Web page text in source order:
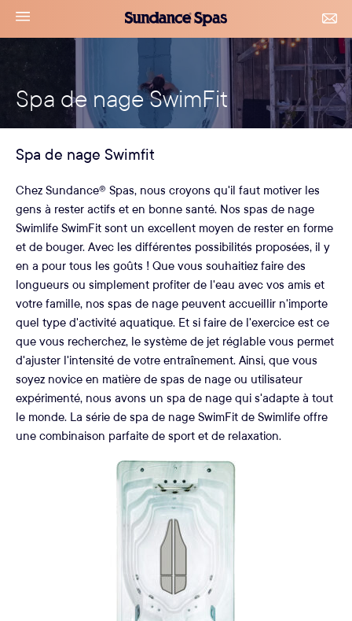
Accéder
contenu
navigation
menu
Sundance
Spas
RDV
Spa de nage SwimFit
Spa de nage Swimfit
Chez Sundance® Spas, nous croyons qu'il faut motiver les
gens à rester actifs et en bonne santé. Nos spas de nage
Swimlife SwimFit sont un excellent moyen de rester en forme
et de bouger. Avec les différentes possibilités proposées, il y
en a pour tous les goûts ! Que vous souhaitiez faire des
longueurs ou simplement profiter de l'eau avec vos amis et
votre famille, nos spas de nage peuvent accueillir n'importe
quel type d'activité aquatique. Et si faire de l'exercice est ce
que vous recherchez, le système de jet réglable vous permet
d'ajuster l'intensité de votre entraînement. Ainsi, que vous
soyez novice en matière de spas de nage ou utilisateur
expérimenté, nous avons un spa de nage qui s'adapte à tout
le monde. La série de spa de nage SwimFit de Swimlife offre
une combinaison parfaite de sport et de relaxation.